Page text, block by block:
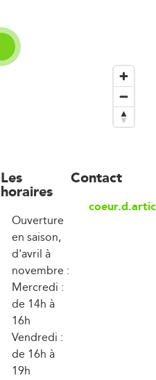
Les
horaires
Ouverture
en saison,
d'avril à
novembre :
Mercredi :
de 14h à
16h
Vendredi :
de 16h à
19h
Contact